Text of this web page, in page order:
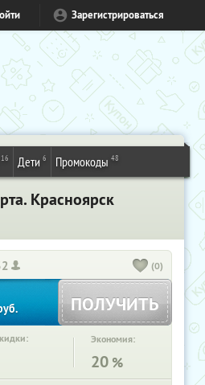
Зарегистрироваться
16 Дети 6 Промокоды 48
Красноярск
(0)
ПОЛУЧИТЬ
Экономия:
20 %